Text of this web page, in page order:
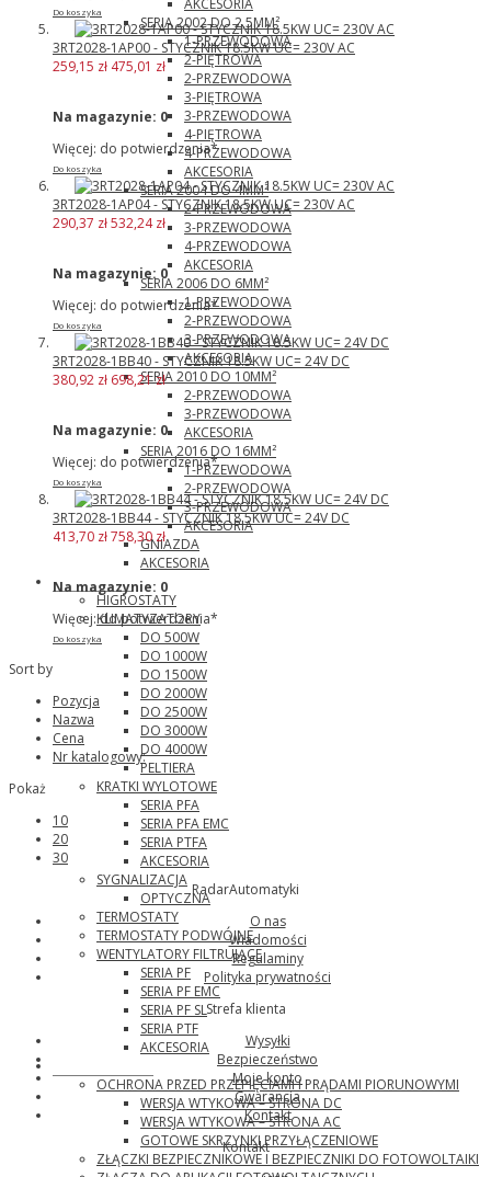
AKCESORIA
SERIA 2002 DO 2,5MM²
1-PRZEWODOWA
2-PIĘTROWA
2-PRZEWODOWA
3-PIĘTROWA
3-PRZEWODOWA
4-PIĘTROWA
4-PRZEWODOWA
AKCESORIA
SERIA 2004 DO 4MM²
2-PRZEWODOWA
3-PRZEWODOWA
4-PRZEWODOWA
AKCESORIA
SERIA 2006 DO 6MM²
1-PRZEWODOWA
2-PRZEWODOWA
3-PRZEWODOWA
AKCESORIA
SERIA 2010 DO 10MM²
2-PRZEWODOWA
3-PRZEWODOWA
AKCESORIA
SERIA 2016 DO 16MM²
1-PRZEWODOWA
2-PRZEWODOWA
3-PRZEWODOWA
AKCESORIA
GNIAZDA
AKCESORIA
Pfannenberg
HIGROSTATY
KLIMATYZATORY
DO 500W
DO 1000W
DO 1500W
DO 2000W
DO 2500W
DO 3000W
DO 4000W
PELTIERA
KRATKI WYLOTOWE
SERIA PFA
SERIA PFA EMC
SERIA PTFA
AKCESORIA
SYGNALIZACJA
OPTYCZNA
TERMOSTATY
TERMOSTATY PODWÓJNE
WENTYLATORY FILTRUJĄCE
SERIA PF
SERIA PF EMC
SERIA PF SL
SERIA PTF
AKCESORIA
OCHRONA PRZED PRZEPIĘCIAMI I PRĄDAMI PIORUNOWYMI
WERSJA WTYKOWA – STRONA DC
WERSJA WTYKOWA – STRONA AC
GOTOWE SKRZYNKI PRZYŁĄCZENIOWE
ZŁĄCZKI BEZPIECZNIKOWE I BEZPIECZNIKI DO FOTOWOLTAIKI
Do koszyka
3RT2028-1AP00 - STYCZNIK 18.5KW UC= 230V AC
259,15 zł 475,01 zł
Na magazynie: 0
Więcej: do potwierdzenia*
Do koszyka
3RT2028-1AP04 - STYCZNIK 18.5KW UC= 230V AC
290,37 zł532,24 zł
Na magazynie: 0
Więcej: do potwierdzenia*
Do koszyka
3RT2028-1BB40 - STYCZNIK 18.5KW UC= 24V DC
380,92 zł 698,21 zł
Na magazynie: 0
Więcej: do potwierdzenia*
Do koszyka
3RT2028-1BB44 - STYCZNIK 18.5KW UC= 24V DC
413,70 zł758,30 zł
Na magazynie: 0
Więcej: do potwierdzenia*
Do koszyka
Sort by
Pozycja
Nazwa
Cena
Nr katalogowy:
Pokaż
10
20
30
RadarAutomatyki
O nas
Wiadomości
Regulaminy
Polityka prywatności
Strefa klienta
Wysyłki
Bezpieczeństwo
Moje konto
Gwarancja
Kontakt
Kontakt